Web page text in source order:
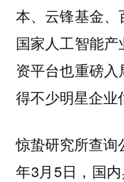
本、云锋基金
国家人工智能
资平台也重磅
得不少明星企业
惊蛰研究所查询
年3月5日，国